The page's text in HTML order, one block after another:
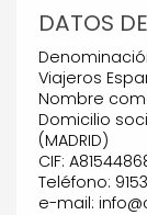
DATOS
Viajeros
Nombre
Domicilio
(MADRID)
CIF:
Teléfono:
e-mail: